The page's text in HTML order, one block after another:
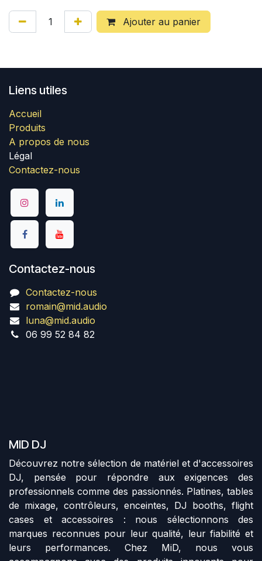
Ajouter au panier
Liens utiles
Accueil
Produits
A propos de nous
Légal
Contactez-nous
Contactez-nous
Contactez-nous
romain@mid.audio
luna@mid.audio
06 99 52 84 82
MID DJ
Découvrez notre sélection de matériel et d'accessoires
DJ, pensée pour répondre aux exigences des
professionnels comme des passionnés. Platines, tables
de mixage, contrôleurs, enceintes, DJ booths, flight
cases et accessoires : nous sélectionnons des
marques reconnues pour leur qualité, leur fiabilité et
leurs performances. Chez MiD, nous vous